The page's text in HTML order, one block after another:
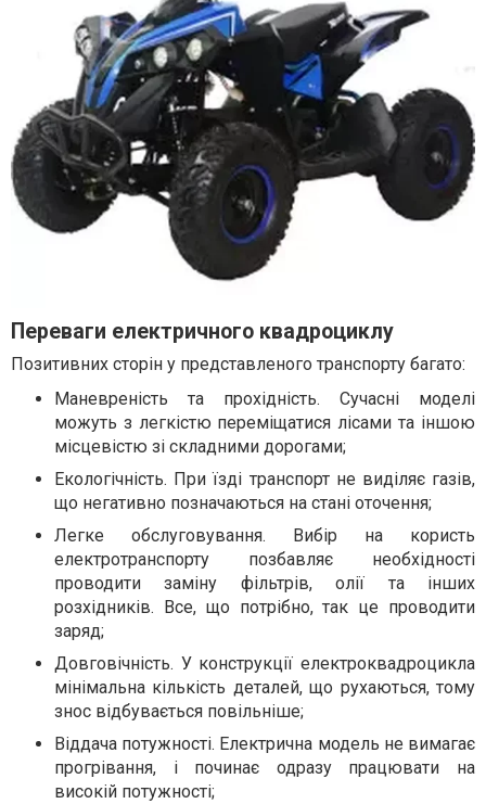
Переваги електричного квадроциклу
Позитивних сторін у представленого транспорту багато:
Маневреність та прохідність. Сучасні моделі
можуть з легкістю переміщатися лісами та іншою
місцевістю зі складними дорогами;
Екологічність. При їзді транспорт не виділяє газів,
що негативно позначаються на стані оточення;
Легке обслуговування. Вибір на користь
електротранспорту позбавляє необхідності
проводити заміну фільтрів, олії та інших
розхідників. Все, що потрібно, так це проводити
заряд;
Довговічність. У конструкції електроквадроцикла
мінімальна кількість деталей, що рухаються, тому
знос відбувається повільніше;
Віддача потужності. Електрична модель не вимагає
прогрівання, і починає одразу працювати на
високій потужності;